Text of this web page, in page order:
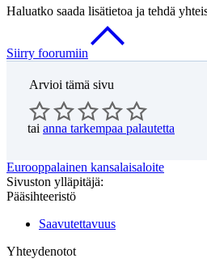
Haluatko saada lisätietoa ja tehdä
Siirry foorumiin
Arvioi tämä sivu
tai anna tarkempaa palautetta
Eurooppalainen kansalaisaloite
Sivuston ylläpitäjä:
Pääsihteeristö
Saavutettavuus
Yhteydenotot